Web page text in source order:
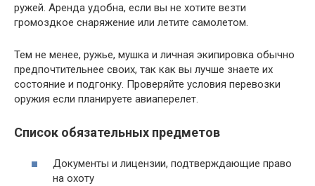
ружей. Аренда удобна, если вы не хотите везти
громоздкое снаряжение или летите самолетом.
Тем не менее, ружье, мушка и личная экипировка обычно
предпочтительнее своих, так как вы лучше знаете их
состояние и подгонку. Проверяйте условия перевозки
оружия если планируете авиаперелет.
Список обязательных предметов
Документы и лицензии, подтверждающие право
на охоту